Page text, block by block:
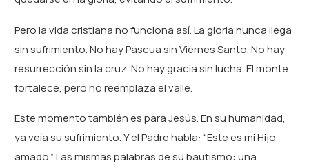
Pero la vida cristiana no funciona así. La gloria nunca llega
sin sufrimiento. No hay Pascua sin Viernes Santo. No hay
resurrección sin la cruz. No hay gracia sin lucha. El monte
fortalece, pero no reemplaza el valle.
Este momento también es para Jesús. En su humanidad,
ya veía su sufrimiento. Y el Padre habla: “Este es mi Hijo
amado.” Las mismas palabras de su bautismo: una